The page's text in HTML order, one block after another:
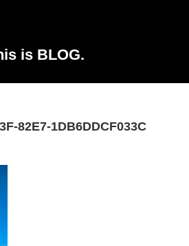
is BLOG.
82E7-1DB6DDCF033C